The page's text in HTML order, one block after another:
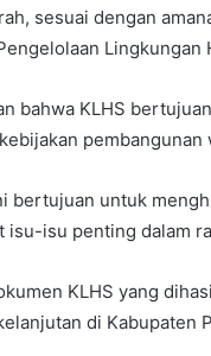
sesuai dengan
Lingkungan
bahwa KLHS
pembangunan
bertujuan untuk
isu penting dalam
KLHS yang
di Kabupaten